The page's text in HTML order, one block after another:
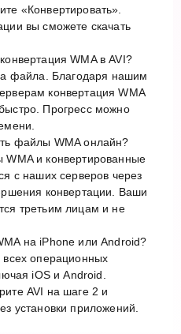
«Конвертировать».
вы сможете скачать
WMA в AVI?
файла. Благодаря нашим
конвертация WMA
Прогресс можно
файлы WMA онлайн?
и конвертированные
с наших серверов через
конвертации. Ваши
третьим лицам и не
на iPhone или Android?
операционных
iOS и Android.
AVI на шаге 2 и
установки приложений.